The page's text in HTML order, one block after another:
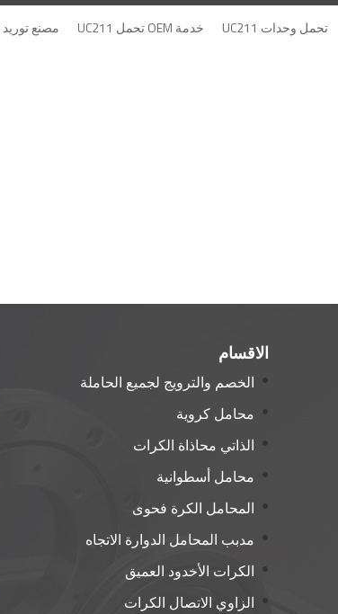
تحمل وحدات UC211 خدمة OEM تحمل UC211 مصنع توريد UC211 تحمل
الاقسام
الخصم والترويج لجميع الحاملة
محامل كروية
الذاتي محاذاة الكرات
محامل أسطوانية
المحامل الكرة فحوى
مدبب المحامل الدوارة الاتجاه
الكرات الأخدود العميق
الزاوي الاتصال الكرات